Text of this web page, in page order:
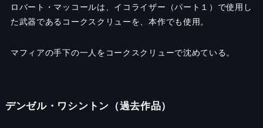
ロバート・マッコールは、イコライザー（パート１）で使用し
た武器であるコークスクリューを、本作でも使用。
マフィアの手下の一人をコークスクリューで沈めている。
デンゼル・ワシントン（過去作品）